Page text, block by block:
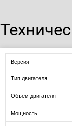
Версия
Тип двигателя
Объем двигателя
Мощность